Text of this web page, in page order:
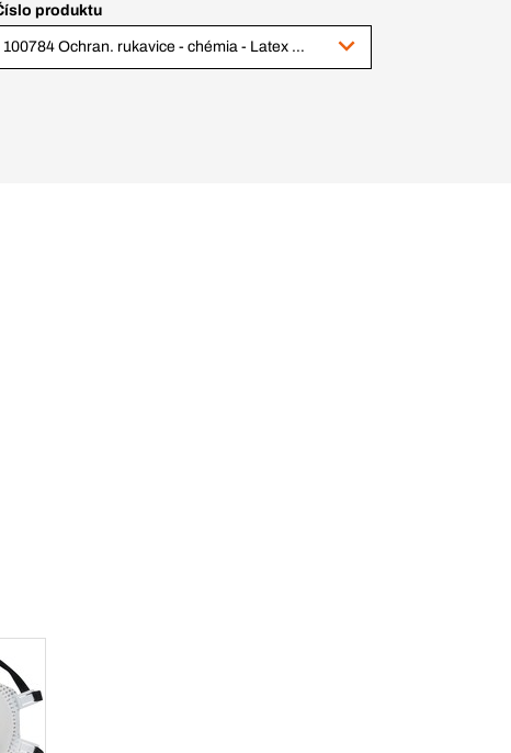
produktu
100784 Ochran. rukavice - chémia - Latex Premium, veľ. 10, pár